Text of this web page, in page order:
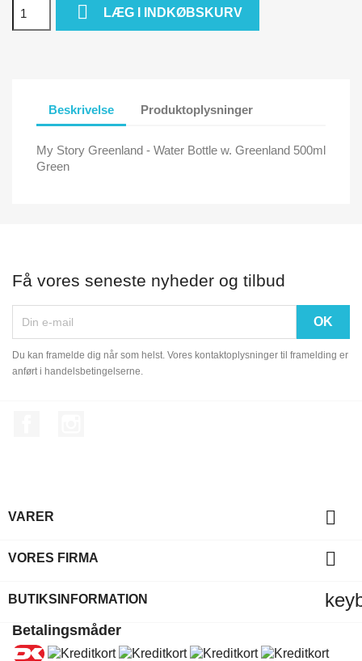
 LÆG I INDKØBSKURV
Beskrivelse Produktoplysninger
My Story Greenland - Water Bottle w. Greenland 500ml
Green
Få vores seneste nyheder og tilbud
Du kan framelde dig når som helst. Vores kontaktoplysninger til framelding er
anført i handelsbetingelserne.
VARER 
VORES FIRMA 
BUTIKSINFORMATION
Betalingsmåder